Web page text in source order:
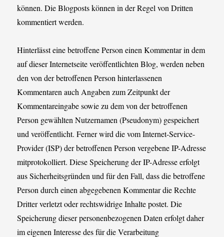
können. Die Blogposts können in der Regel von Dritten
kommentiert werden.
Hinterlässt eine betroffene Person einen Kommentar in dem
auf dieser Internetseite veröffentlichten Blog, werden neben
den von der betroffenen Person hinterlassenen
Kommentaren auch Angaben zum Zeitpunkt der
Kommentareingabe sowie zu dem von der betroffenen
Person gewählten Nutzernamen (Pseudonym) gespeichert
und veröffentlicht. Ferner wird die vom Internet-Service-
Provider (ISP) der betroffenen Person vergebene IP-Adresse
mitprotokolliert. Diese Speicherung der IP-Adresse erfolgt
aus Sicherheitsgründen und für den Fall, dass die betroffene
Person durch einen abgegebenen Kommentar die Rechte
Dritter verletzt oder rechtswidrige Inhalte postet. Die
Speicherung dieser personenbezogenen Daten erfolgt daher
im eigenen Interesse des für die Verarbeitung